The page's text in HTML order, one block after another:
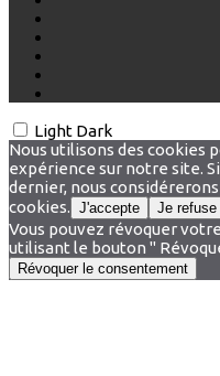
Light Dark
Nous utilisons des cookies
expérience sur notre site.
dernier, nous
cookies. J'accepte Je refuse
Vous pouvez révoquer
utilisant le bouton "
Révoquer le consentement